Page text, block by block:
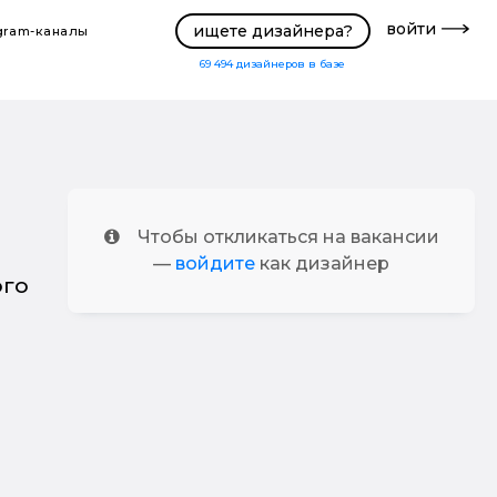
каналы ищете дизайнера?
69 494 дизайнеров в базе
войти
Чтобы откликаться на вакансии
— войдите как дизайнер